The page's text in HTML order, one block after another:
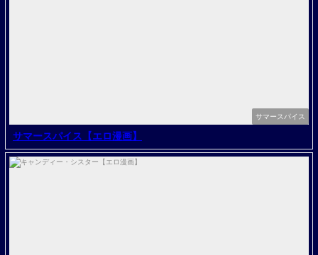
サマースパイス
サマースパイス【エロ漫画】